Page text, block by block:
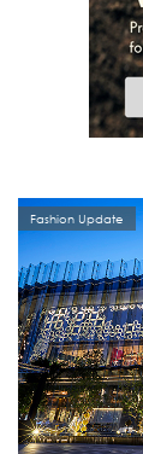
Fashion Update